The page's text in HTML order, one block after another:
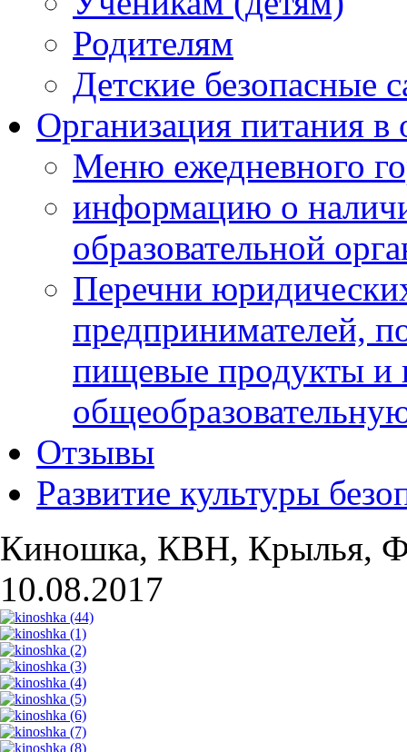
Родителям
Детские безопасные
Организация питания в
Меню ежедневного
информацию о
образовательной
Перечни
предпринимателей,
пищевые продукты и
Отзывы
Развитие культуры
Киношка, КВН, Крылья,
10.08.2017